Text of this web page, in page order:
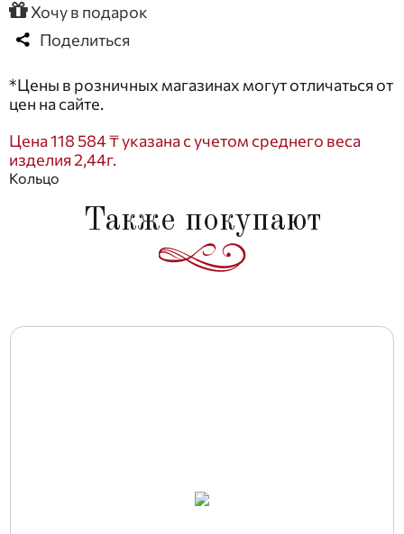
Хочу в подарок
Поделиться
*Цены в розничных магазинах могут отличаться от
цен на сайте.
Цена 118 584 ₸ указана с учетом среднего веса
изделия 2,44г.
Кольцо
Также покупают